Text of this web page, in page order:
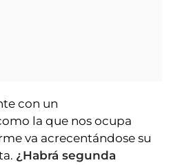
con un
la que nos ocupa
va acrecentándose su
¿Habrá segunda